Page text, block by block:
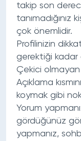
takip son
tanımadığınız
çok önemlidir.
Profilinizin
gerektiği kadar
Çekici
Açıklama
koymak gibi
Yorum
gördüğünüz
yapmanız,